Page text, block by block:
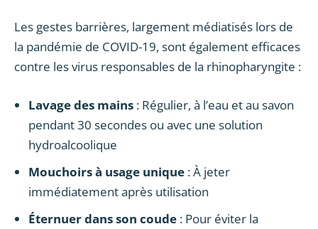
Les gestes barrières, largement médiatisés lors de
la pandémie de COVID-19, sont également efficaces
contre les virus responsables de la rhinopharyngite :
Lavage des mains : Régulier, à l’eau et au savon
pendant 30 secondes ou avec une solution
hydroalcoolique
Mouchoirs à usage unique : À jeter
immédiatement après utilisation
Éternuer dans son coude : Pour éviter la